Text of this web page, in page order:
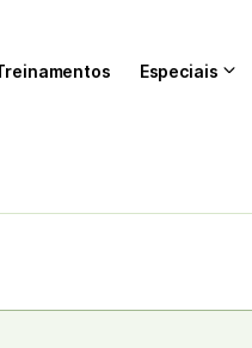
Especiais